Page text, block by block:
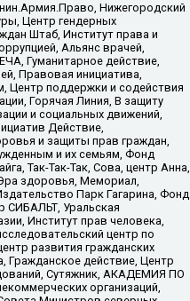
Нижегородский
Центр гендерных
Штаб, Институт права и
Альянс врачей,
Гуманитарное действие,
Правовая инициатива,
Центр поддержки и содействия
Горячая Линия, В защиту
и социальных движений,
Действие,
и защиты прав граждан,
и их семьям, Фонд
Так-Так-Так, Сова, центр Анна,
здоровья, Мемориал,
Парк Гагарина, Фонд
СИБАЛЬТ, Уральская
Институт прав человека,
центр по
развития гражданских
Гражданское действие, Центр
Сутяжник, АКАДЕМИЯ ПО
организаций,